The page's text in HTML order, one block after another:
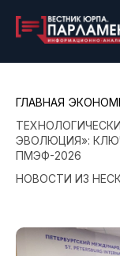
ГЛАВНАЯ
ЭВОЛЮЦИЯ»:
ПМЭФ-2026
НОВОСТИ ИЗ